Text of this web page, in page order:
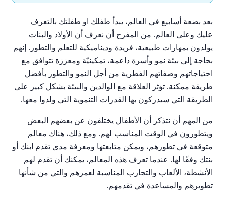
بعد بضعة أسابيع في العالم، يبدأ طفلك او طفلتك بالتعرف
عليك وعلى العالم. من المفرح أن نعرف أن الأولاد والبنات
يولدون بمهارات طبيعية، فريدة وديناميكية للتعلم والتطور . إنهم
بحاجة إلى بيئة نمو وأسرة داعمة، تمكينيّة ومعززة تتوافق مع
احتياجاتهم وصفاتهم الفطرية من أجل النمو والتطور بأفضل
طريقة ممكنة. تؤثر العلاقة مع الوالدين والبيئة بشكل كبير على
الطريقة التي سيدركون بها القدرات التنموية التي ولدوا معها.
من المهم أن نتذكر أن الأطفال يختلفون عن بعضهم البعض
ويتطورون في الوقت المناسب لهم. ومع ذلك، هناك معالم
متوقعة في تطورهم، ويمكن متابعتها ومعرفة مدى تقدم ابنك أو
بنتك وفقًا لها. عندما تعرف هذه المعالم، يمكنك أن تقدم لهم
الأنشطة، الألعاب والتجارب المناسبة لعمرهم والتي من شأنها
تطويرهم والمساعدة في تقدمهم.